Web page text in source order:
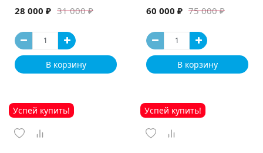
машина
31 000 ₽
28 000 ₽
В корзину
75 000 ₽
60 000 ₽
В корзину
Успей купить! Успей купить!